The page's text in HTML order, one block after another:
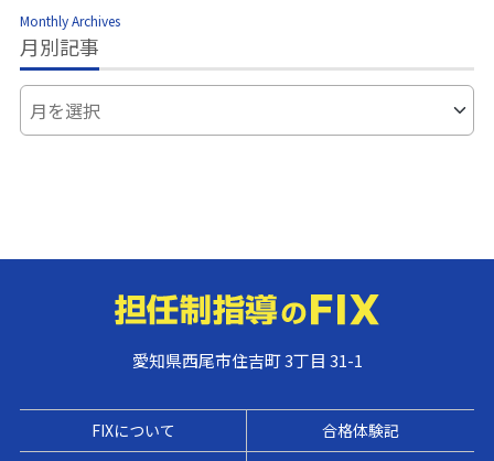
Monthly Archives
月別記事
愛知県西尾市住吉町 3丁目 31-1
FIXについて 合格体験記